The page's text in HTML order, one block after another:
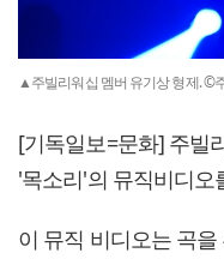
▲주빌리워십 멤버 유기상 형제. ©
[기독일보=문화] 주빌
'목소리'의 뮤직비디오
이 뮤직 비디오는 곡